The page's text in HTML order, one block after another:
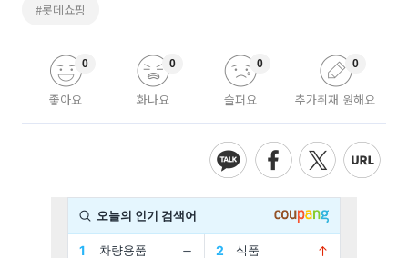
#롯데쇼핑
좋아요
0
화나요
0
슬퍼요
0
추가취재 원해요
0